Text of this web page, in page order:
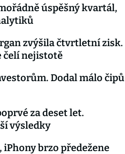
úspěšný kvartál,
zvýšila čtvrtletní zisk.
čelí nejistotě
Dodal málo čipů
za deset let.
výsledky
iPhony brzo předežene